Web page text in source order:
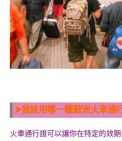
⮞我該用哪一種歐洲火車通
火車通行證可以讓你在特定的效